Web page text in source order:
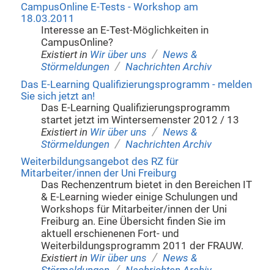
CampusOnline E-Tests - Workshop am
18.03.2011
Interesse an E-Test-Möglichkeiten in
CampusOnline?
Existiert in Wir über uns / News &
Störmeldungen / Nachrichten Archiv
Das E-Learning Qualifizierungsprogramm - melden
Sie sich jetzt an!
Das E-Learning Qualifizierungsprogramm
startet jetzt im Wintersemenster 2012 / 13
Existiert in Wir über uns / News &
Störmeldungen / Nachrichten Archiv
Weiterbildungsangebot des RZ für
Mitarbeiter/innen der Uni Freiburg
Das Rechenzentrum bietet in den Bereichen IT
& E-Learning wieder einige Schulungen und
Workshops für Mitarbeiter/innen der Uni
Freiburg an. Eine Übersicht finden Sie im
aktuell erschienenen Fort- und
Weiterbildungsprogramm 2011 der FRAUW.
Existiert in Wir über uns / News &